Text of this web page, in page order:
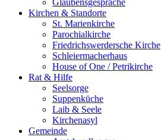
Glaubensgespräche
Kirchen & Standorte
St. Marienkirche
Parochialkirche
Friedrichswerdersche Kirche
Schleiermacherhaus
House of One / Petrikirche
Rat & Hilfe
Seelsorge
Suppenküche
Laib & Seele
Kirchenasyl
Gemeinde